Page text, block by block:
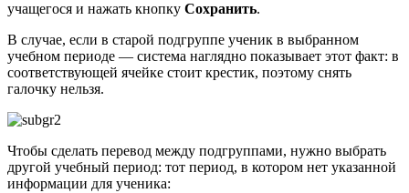
учащегося и нажать кнопку Сохранить.
В случае, если в старой подгруппе ученик в выбранном
учебном периоде — система наглядно показывает этот факт: в
соответствующей ячейке стоит крестик, поэтому снять
галочку нельзя.
Чтобы сделать перевод между подгруппами, нужно выбрать
другой учебный период: тот период, в котором нет указанной
информации для ученика: